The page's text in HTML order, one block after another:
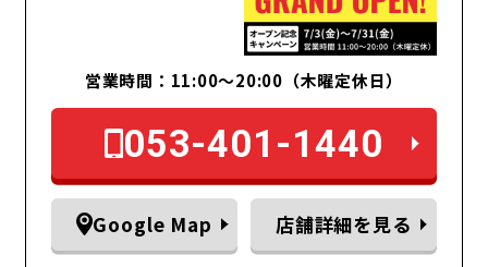
営業時間：11:00〜20:00（木曜定休日）
053-401-1440
Google Map 店舗詳細を見る